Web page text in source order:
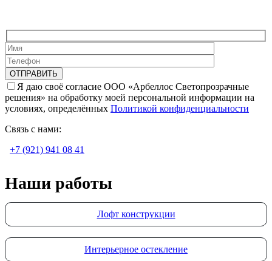
Я даю своё согласие ООО «Арбеллос Светопрозрачные
решения» на обработку моей персональной информации на
условиях, определённых Политикой конфиденциальности
Связь с нами:
+7 (921) 941 08 41
Наши работы
Лофт конструкции
Интерьерное остекление